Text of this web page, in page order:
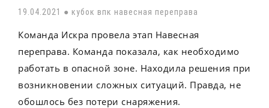
19.04.2021 ● кубок впк навесная переправа
Команда Искра провела этап Навесная
переправа. Команда показала, как необходимо
работать в опасной зоне. Находила решения при
возникновении сложных ситуаций. Правда, не
обошлось без потери снаряжения.